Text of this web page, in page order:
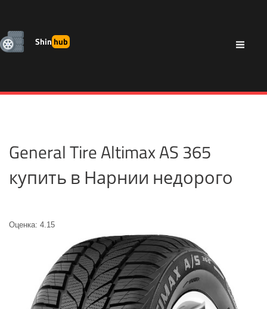
Shinhub
General Tire Altimax AS 365
купить в Нарнии недорого
Оценка: 4.15